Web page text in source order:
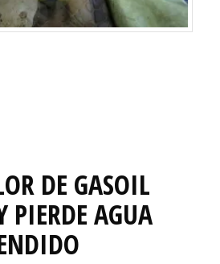
DE GASOIL
PIERDE AGUA